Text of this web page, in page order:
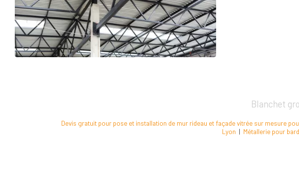
Blanchet
Devis gratuit pour pose et installation de mur rideau et façade vitrée sur mesure
Lyon | Métallerie pour